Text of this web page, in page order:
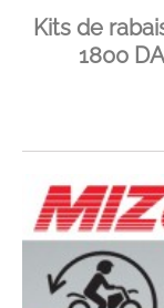
Kits de
1800